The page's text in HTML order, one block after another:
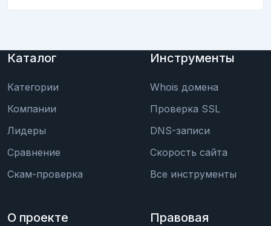
Каталог
Категории
Компании
Лидеры
Сравнение
Скам-проверка
Инструменты
Whois домена
Проверка SSL
DNS-записи
Скорость сайта
Все инструменты
О проекте
Правовая